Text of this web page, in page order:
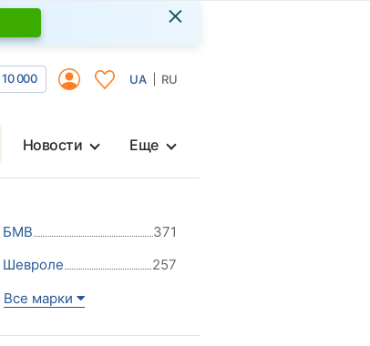
×
10 000 UA RU
Новости Еще
БМВ
371
Шевроле
257
Все марки